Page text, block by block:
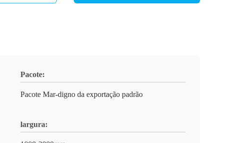
Pacote:
Pacote Mar-digno da exportação padrão
largura: